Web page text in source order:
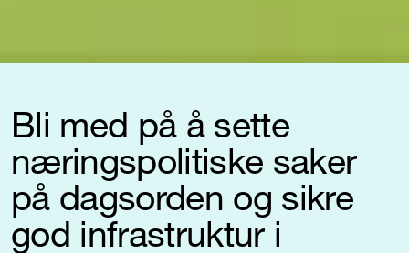
Bli med på å sette
næringspolitiske saker
på dagsorden og sikre
god infrastruktur i